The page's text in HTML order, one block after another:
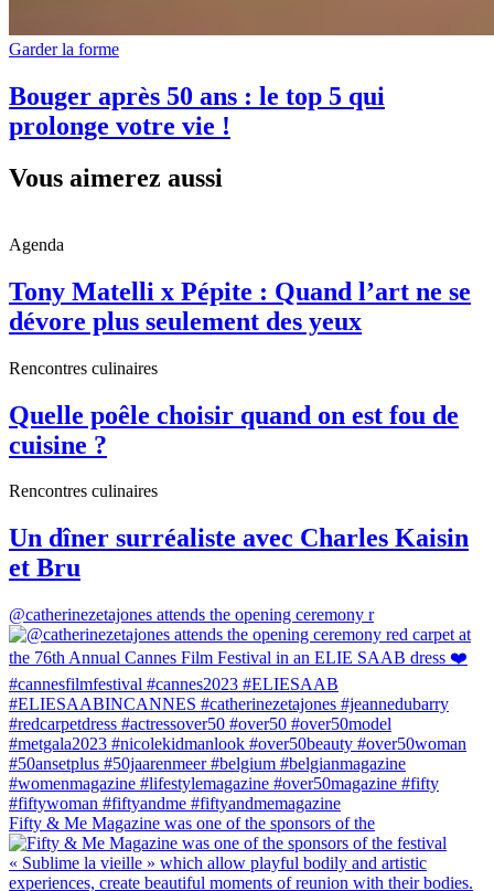
Garder la forme
Bouger après 50 ans : le top 5 qui
prolonge votre vie !
Vous aimerez aussi
Agenda
Tony Matelli x Pépite : Quand l’art ne se
dévore plus seulement des yeux
Rencontres culinaires
Quelle poêle choisir quand on est fou de
cuisine ?
Rencontres culinaires
Un dîner surréaliste avec Charles Kaisin
et Bru
@catherinezetajones attends the opening ceremony r
Fifty & Me Magazine was one of the sponsors of the